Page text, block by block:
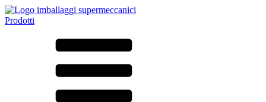
Prodotti
Secondo il materiale